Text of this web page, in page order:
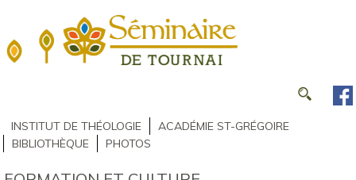
INSTITUT DE THÉOLOGIE
ACADÉMIE ST-GRÉGOIRE
BIBLIOTHÈQUE
PHOTOS